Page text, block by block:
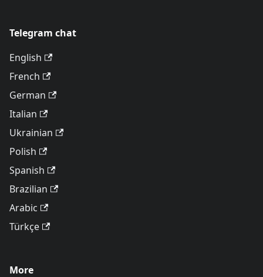
Telegram chat
English
French
German
Italian
Ukrainian
Polish
Spanish
Brazilian
Arabic
Türkçe
More